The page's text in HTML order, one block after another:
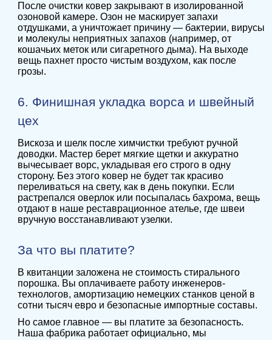
После очистки ковер закрывают в изолированной
озоновой камере. Озон не маскирует запахи
отдушками, а уничтожает причину — бактерии, вирусы
и молекулы неприятных запахов (например, от
кошачьих меток или сигаретного дыма). На выходе
вещь пахнет просто чистым воздухом, как после
грозы.
6. Финишная укладка ворса и швейный
цех
Вискоза и шелк после химчистки требуют ручной
доводки. Мастер берет мягкие щетки и аккуратно
вычесывает ворс, укладывая его строго в одну
сторону. Без этого ковер не будет так красиво
переливаться на свету, как в день покупки. Если
растрепался оверлок или посыпалась бахрома, вещь
отдают в наше реставрационное ателье, где швеи
вручную восстанавливают узелки.
За что вы платите?
В квитанции заложена не стоимость стирального
порошка. Вы оплачиваете работу инженеров-
технологов, амортизацию немецких станков ценой в
сотни тысяч евро и безопасные импортные составы.
Но самое главное — вы платите за безопасность.
Наша фабрика работает официально, мы